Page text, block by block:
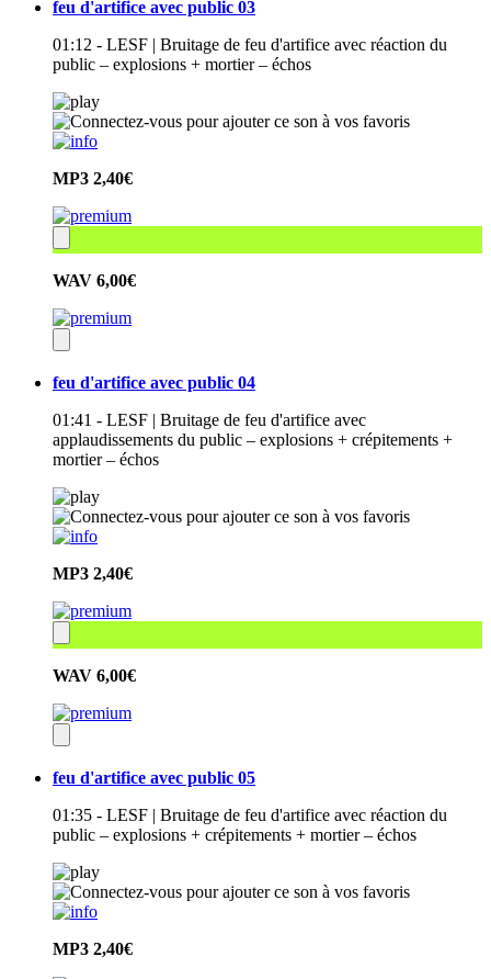
feu d'artifice avec public 03
01:12 - LESF | Bruitage de feu d'artifice avec réaction du
public – explosions + mortier – échos
MP3 2,40€
WAV 6,00€
feu d'artifice avec public 04
01:41 - LESF | Bruitage de feu d'artifice avec
applaudissements du public – explosions + crépitements +
mortier – échos
MP3 2,40€
WAV 6,00€
feu d'artifice avec public 05
01:35 - LESF | Bruitage de feu d'artifice avec réaction du
public – explosions + crépitements + mortier – échos
MP3 2,40€